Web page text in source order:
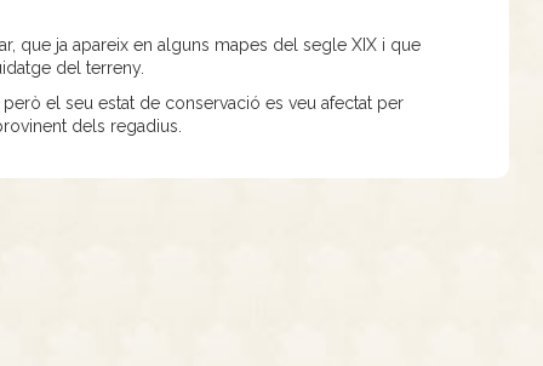
que ja apareix en alguns mapes del segle XIX i que
del terreny.
el seu estat de conservació es veu afectat per
dels regadius.